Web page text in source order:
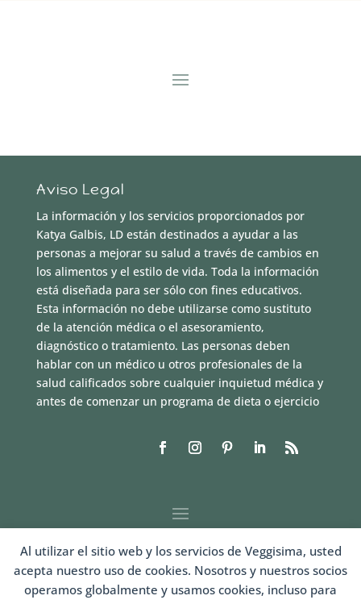
Al utilizar el sitio web y los servicios de Veggisima, usted
acepta nuestro uso de cookies. Nosotros y nuestros socios
operamos globalmente y usamos cookies, incluso para
Aviso Legal
La información y los servicios proporcionados por
Katya Galbis, LD están destinados a ayudar a las
personas a mejorar su salud a través de cambios en
los alimentos y el estilo de vida. Toda la información
está diseñada para ser sólo con fines educativos.
Esta información no debe utilizarse como sustituto
de la atención médica o el asesoramiento,
diagnóstico o tratamiento. Las personas deben
hablar con un médico u otros profesionales de la
salud calificados sobre cualquier inquietud médica y
antes de comenzar un programa de dieta o ejercicio